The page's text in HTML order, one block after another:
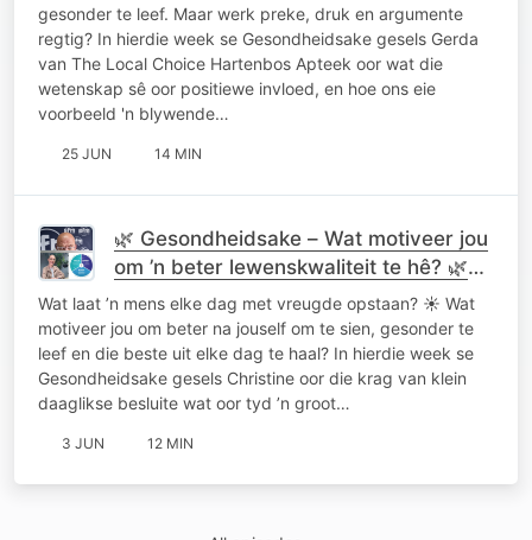
gesonder te leef. Maar werk preke, druk en argumente
regtig? In hierdie week se Gesondheidsake gesels Gerda
van The Local Choice Hartenbos Apteek oor wat die
wetenskap sê oor positiewe invloed, en hoe ons eie
voorbeeld 'n blywende…
25 JUN 14 MIN
🌿 Gesondheidsake – Wat motiveer jou
om ’n beter lewenskwaliteit te hê? 🌿03
Junie 2026
Wat laat ’n mens elke dag met vreugde opstaan? ☀️ Wat
motiveer jou om beter na jouself om te sien, gesonder te
leef en die beste uit elke dag te haal? In hierdie week se
Gesondheidsake gesels Christine oor die krag van klein
daaglikse besluite wat oor tyd ’n groot…
3 JUN 12 MIN